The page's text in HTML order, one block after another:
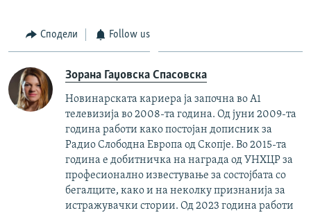
Сподели Follow us
Зорана Гаџовска Спасовска
Новинарската кариера ја започна во А1
телевизија во 2008-та година. Од јуни 2009-та
година работи како постојан дописник за
Радио Слободна Европа од Скопје. Во 2015-та
година е добитничка на награда од УНХЦР за
професионално известување за состојбата со
бегалците, како и на неколку признанија за
истражувачки стории. Од 2023 година работи